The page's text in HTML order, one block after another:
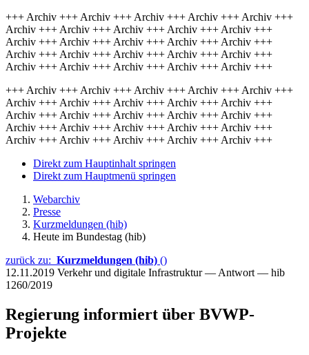
+++ Archiv +++ Archiv +++ Archiv +++ Archiv +++ Archiv +++
Archiv +++ Archiv +++ Archiv +++ Archiv +++ Archiv +++
Archiv +++ Archiv +++ Archiv +++ Archiv +++ Archiv +++
Archiv +++ Archiv +++ Archiv +++ Archiv +++ Archiv +++
Archiv +++ Archiv +++ Archiv +++ Archiv +++ Archiv +++
+++ Archiv +++ Archiv +++ Archiv +++ Archiv +++ Archiv +++
Archiv +++ Archiv +++ Archiv +++ Archiv +++ Archiv +++
Archiv +++ Archiv +++ Archiv +++ Archiv +++ Archiv +++
Archiv +++ Archiv +++ Archiv +++ Archiv +++ Archiv +++
Archiv +++ Archiv +++ Archiv +++ Archiv +++ Archiv +++
Direkt zum Hauptinhalt springen
Direkt zum Hauptmenü springen
Webarchiv
Presse
Kurzmeldungen (hib)
Heute im Bundestag (hib)
zurück zu: Kurzmeldungen (hib) ()
12.11.2019 Verkehr und digitale Infrastruktur — Antwort — hib
1260/2019
Regierung informiert über BVWP-
Projekte